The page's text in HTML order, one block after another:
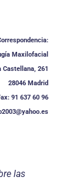
Maxilofacial
261
28046 Madrid
91 637 60 96
las